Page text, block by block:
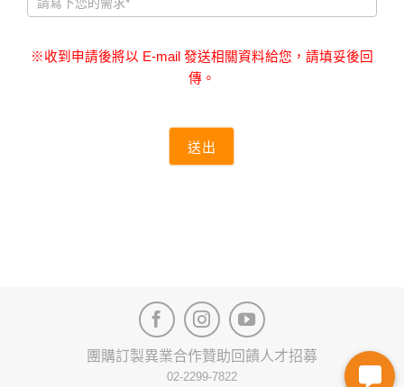
※收到申請後將以 E-mail 發送相關資料給您，請填妥後回
傳。
送出
團購訂製異業合作贊助回饋人才招募
02-2299-7822